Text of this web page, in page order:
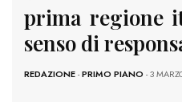
prima regione
senso di
REDAZIONE-PRIMO PIANO - 3